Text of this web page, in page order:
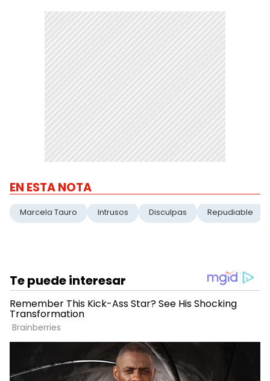
EN ESTA NOTA
Marcela Tauro Intrusos Disculpas Repudiable